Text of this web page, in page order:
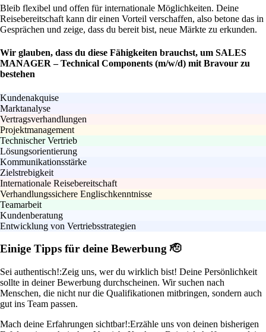
Bleib flexibel und offen für internationale Möglichkeiten. Deine
Reisebereitschaft kann dir einen Vorteil verschaffen, also betone das in
Gesprächen und zeige, dass du bereit bist, neue Märkte zu erkunden.
Wir glauben, dass du diese Fähigkeiten brauchst, um SALES
MANAGER – Technical Components (m/w/d) mit Bravour zu
bestehen
Kundenakquise
Marktanalyse
Vertragsverhandlungen
Projektmanagement
Technischer Vertrieb
Lösungsorientierung
Kommunikationsstärke
Zielstrebigkeit
Internationale Reisebereitschaft
Verhandlungssichere Englischkenntnisse
Teamarbeit
Kundenberatung
Entwicklung von Vertriebsstrategien
Einige Tipps für deine Bewerbung 🫡
Sei authentisch!:Zeig uns, wer du wirklich bist! Deine Persönlichkeit
sollte in deiner Bewerbung durchscheinen. Wir suchen nach
Menschen, die nicht nur die Qualifikationen mitbringen, sondern auch
gut ins Team passen.
Mach deine Erfahrungen sichtbar!:Erzähle uns von deinen bisherigen